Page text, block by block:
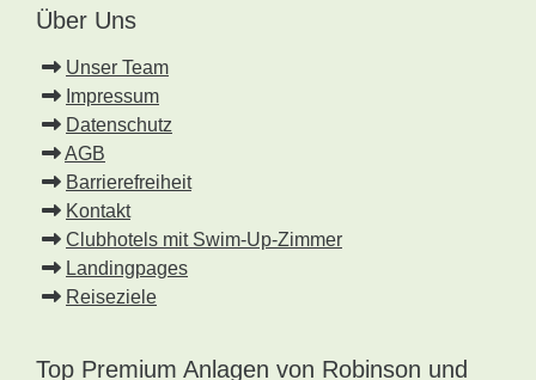
Über Uns
Unser Team
Impressum
Datenschutz
AGB
Barrierefreiheit
Kontakt
Clubhotels mit Swim-Up-Zimmer
Landingpages
Reiseziele
Top Premium Anlagen von Robinson und